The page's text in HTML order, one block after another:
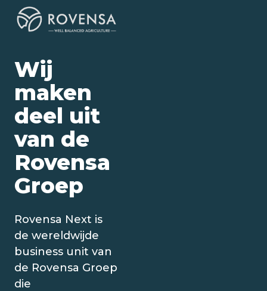
Wij
maken
deel uit
van de
Rovensa
Groep
Rovensa Next is
de wereldwijde
business unit van
de Rovensa Groep
die